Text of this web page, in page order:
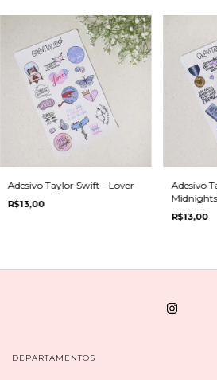
Adesivo Taylor Swift - Lover
R$13,00
Adesivo
R$13,00
DEPARTAMENTOS